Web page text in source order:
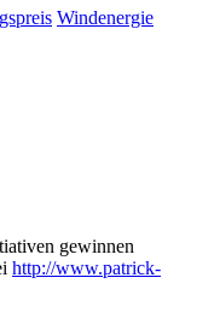
Windenergie
gewinnen
http://www.patrick-